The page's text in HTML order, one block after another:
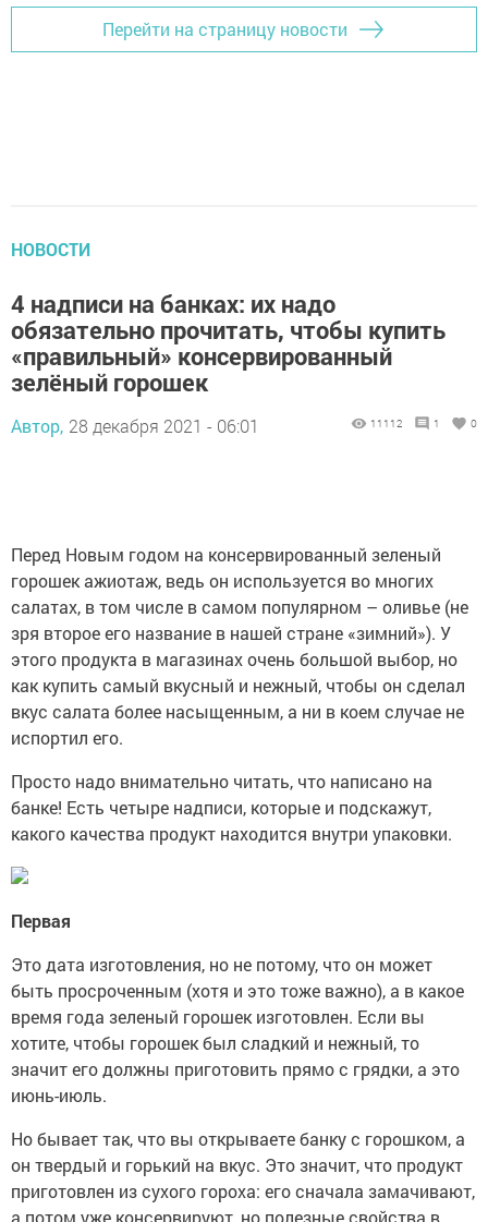
Перейти на страницу новости
НОВОСТИ
4 надписи на банках: их надо
обязательно прочитать, чтобы купить
«правильный» консервированный
зелёный горошек
Автор, 28 декабря 2021 - 06:01 11112 1 0
Перед Новым годом на консервированный зеленый
горошек ажиотаж, ведь он используется во многих
салатах, в том числе в самом популярном – оливье (не
зря второе его название в нашей стране «зимний»). У
этого продукта в магазинах очень большой выбор, но
как купить самый вкусный и нежный, чтобы он сделал
вкус салата более насыщенным, а ни в коем случае не
испортил его.
Просто надо внимательно читать, что написано на
банке! Есть четыре надписи, которые и подскажут,
какого качества продукт находится внутри упаковки.
Первая
Это дата изготовления, но не потому, что он может
быть просроченным (хотя и это тоже важно), а в какое
время года зеленый горошек изготовлен. Если вы
хотите, чтобы горошек был сладкий и нежный, то
значит его должны приготовить прямо с грядки, а это
июнь-июль.
Но бывает так, что вы открываете банку с горошком, а
он твердый и горький на вкус. Это значит, что продукт
приготовлен из сухого гороха: его сначала замачивают,
а потом уже консервируют, но полезные свойства в